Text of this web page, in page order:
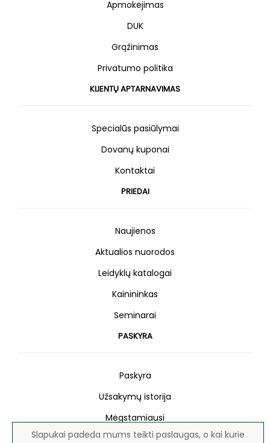
Slapukai padeda mums teikti paslaugas, o kai kurie
Apmokėjimas
DUK
Grąžinimas
Privatumo politika
KLIENTŲ APTARNAVIMAS
Specialūs pasiūlymai
Dovanų kuponai
Kontaktai
PRIEDAI
Naujienos
Aktualios nuorodos
Leidyklų katalogai
Kainininkas
Seminarai
PASKYRA
Paskyra
Užsakymų istorija
Mėgstamiausi
Naujienlaiškis